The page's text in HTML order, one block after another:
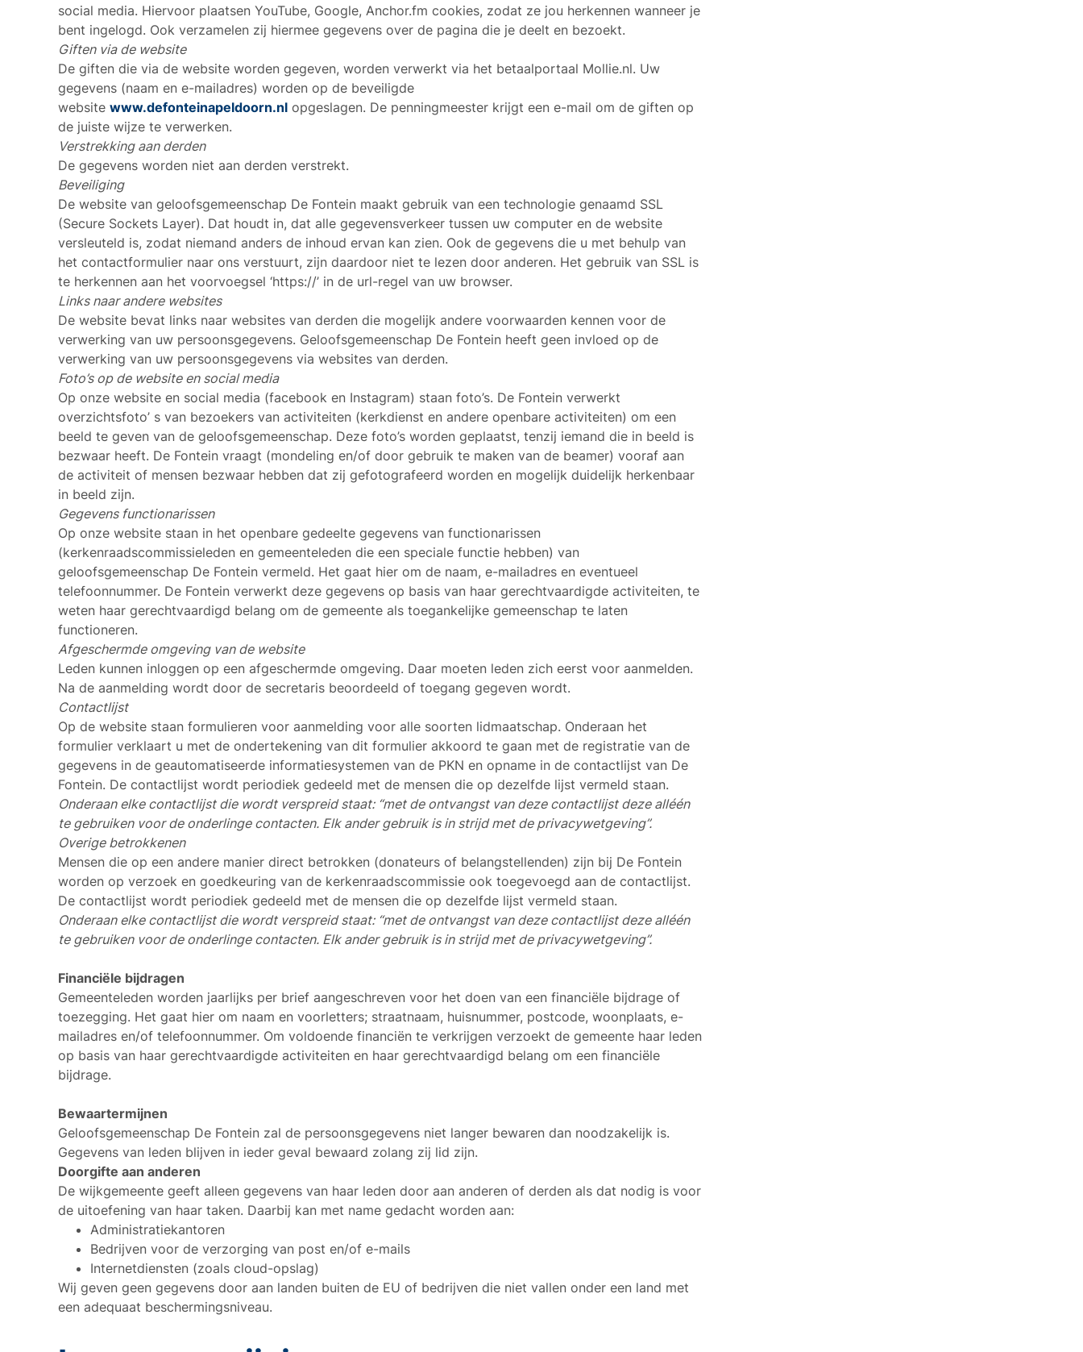
social media. Hiervoor plaatsen YouTube, Google, Anchor.fm cookies, zodat ze jou herkennen wanneer je
bent ingelogd. Ook verzamelen zij hiermee gegevens over de pagina die je deelt en bezoekt.
Giften via de website
De giften die via de website worden gegeven, worden verwerkt via het betaalportaal Mollie.nl. Uw
gegevens (naam en e-mailadres) worden op de beveiligde
website www.defonteinapeldoorn.nl opgeslagen. De penningmeester krijgt een e-mail om de giften op
de juiste wijze te verwerken.
Verstrekking aan derden
De gegevens worden niet aan derden verstrekt.
Beveiliging
De website van geloofsgemeenschap De Fontein maakt gebruik van een technologie genaamd SSL
(Secure Sockets Layer). Dat houdt in, dat alle gegevensverkeer tussen uw computer en de website
versleuteld is, zodat niemand anders de inhoud ervan kan zien. Ook de gegevens die u met behulp van
het contactformulier naar ons verstuurt, zijn daardoor niet te lezen door anderen. Het gebruik van SSL is
te herkennen aan het voorvoegsel ‘https://’ in de url-regel van uw browser.
Links naar andere websites
De website bevat links naar websites van derden die mogelijk andere voorwaarden kennen voor de
verwerking van uw persoonsgegevens. Geloofsgemeenschap De Fontein heeft geen invloed op de
verwerking van uw persoonsgegevens via websites van derden.
Foto’s op de website en social media
Op onze website en social media (facebook en Instagram) staan foto’s. De Fontein verwerkt
overzichtsfoto’ s van bezoekers van activiteiten (kerkdienst en andere openbare activiteiten) om een
beeld te geven van de geloofsgemeenschap. Deze foto’s worden geplaatst, tenzij iemand die in beeld is
bezwaar heeft. De Fontein vraagt (mondeling en/of door gebruik te maken van de beamer) vooraf aan
de activiteit of mensen bezwaar hebben dat zij gefotografeerd worden en mogelijk duidelijk herkenbaar
in beeld zijn.
Gegevens functionarissen
Op onze website staan in het openbare gedeelte gegevens van functionarissen
(kerkenraadscommissieleden en gemeenteleden die een speciale functie hebben) van
geloofsgemeenschap De Fontein vermeld. Het gaat hier om de naam, e-mailadres en eventueel
telefoonnummer. De Fontein verwerkt deze gegevens op basis van haar gerechtvaardigde activiteiten, te
weten haar gerechtvaardigd belang om de gemeente als toegankelijke gemeenschap te laten
functioneren.
Afgeschermde omgeving van de website
Leden kunnen inloggen op een afgeschermde omgeving. Daar moeten leden zich eerst voor aanmelden.
Na de aanmelding wordt door de secretaris beoordeeld of toegang gegeven wordt.
Contactlijst
Op de website staan formulieren voor aanmelding voor alle soorten lidmaatschap. Onderaan het
formulier verklaart u met de ondertekening van dit formulier akkoord te gaan met de registratie van de
gegevens in de geautomatiseerde informatiesystemen van de PKN en opname in de contactlijst van De
Fontein. De contactlijst wordt periodiek gedeeld met de mensen die op dezelfde lijst vermeld staan.
Onderaan elke contactlijst die wordt verspreid staat: “met de ontvangst van deze contactlijst deze alléén
te gebruiken voor de onderlinge contacten. Elk ander gebruik is in strijd met de privacywetgeving”.
Overige betrokkenen
Mensen die op een andere manier direct betrokken (donateurs of belangstellenden) zijn bij De Fontein
worden op verzoek en goedkeuring van de kerkenraadscommissie ook toegevoegd aan de contactlijst.
De contactlijst wordt periodiek gedeeld met de mensen die op dezelfde lijst vermeld staan.
Onderaan elke contactlijst die wordt verspreid staat: “met de ontvangst van deze contactlijst deze alléén
te gebruiken voor de onderlinge contacten. Elk ander gebruik is in strijd met de privacywetgeving”.
Financiële bijdragen
Gemeenteleden worden jaarlijks per brief aangeschreven voor het doen van een financiële bijdrage of
toezegging. Het gaat hier om naam en voorletters; straatnaam, huisnummer, postcode, woonplaats, e-
mailadres en/of telefoonnummer. Om voldoende financiën te verkrijgen verzoekt de gemeente haar leden
op basis van haar gerechtvaardigde activiteiten en haar gerechtvaardigd belang om een financiële
bijdrage.
Bewaartermijnen
Geloofsgemeenschap De Fontein zal de persoonsgegevens niet langer bewaren dan noodzakelijk is.
Gegevens van leden blijven in ieder geval bewaard zolang zij lid zijn.
Doorgifte aan anderen
De wijkgemeente geeft alleen gegevens van haar leden door aan anderen of derden als dat nodig is voor
de uitoefening van haar taken. Daarbij kan met name gedacht worden aan:
Administratiekantoren
Bedrijven voor de verzorging van post en/of e-mails
Internetdiensten (zoals cloud-opslag)
Wij geven geen gegevens door aan landen buiten de EU of bedrijven die niet vallen onder een land met
een adequaat beschermingsniveau.